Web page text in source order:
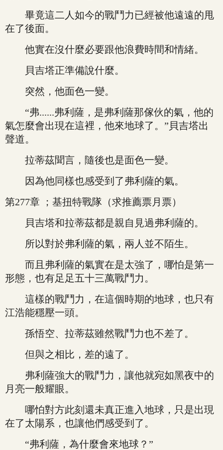
畢竟這二人如今的戰鬥力已經被他遠遠的甩
在了後面。
他實在沒什麼必要跟他浪費時間和情緒。
貝吉塔正準備說什麼。
突然，他面色一變。
“弗......弗利薩，是弗利薩那傢伙的氣，他的
氣怎麼會出現在這裡，他來地球了。”貝吉塔出
聲道。
拉蒂茲聞言，隨後也是面色一變。
因為他同樣也感受到了弗利薩的氣。
第277章 ；基扭特戰隊（求推薦票月票）
貝吉塔和拉蒂茲都是親自見過弗利薩的。
所以對於弗利薩的氣，兩人並不陌生。
而且弗利薩的氣實在是太強了，哪怕是第一
形態，也有足足五十三萬戰鬥力。
這樣的戰鬥力，在這個時期的地球，也只有
江浩能穩壓一頭。
孫悟空、拉蒂茲雖然戰鬥力也不差了。
但與之相比，差的遠了。
弗利薩強大的戰鬥力，讓他就宛如黑夜中的
月亮一般耀眼。
哪怕對方此刻還未真正進入地球，只是出現
在了太陽系，也讓他們感受到了。
“弗利薩，為什麼會來地球？”